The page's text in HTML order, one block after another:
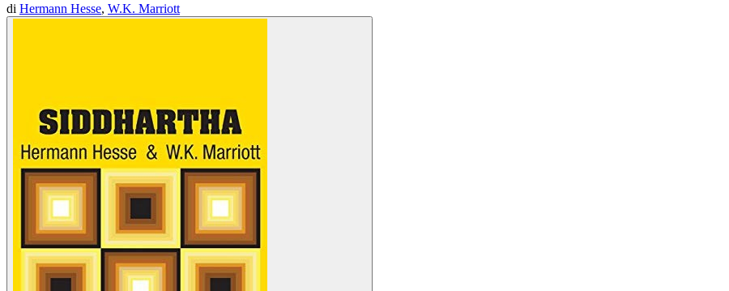
di Hermann Hesse, W.K. Marriott